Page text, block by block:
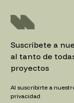
Suscríbete a
al tanto de
proyectos
Al suscribirte a
privacidad